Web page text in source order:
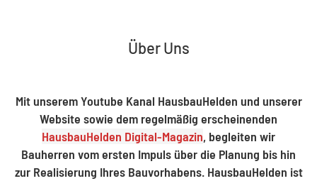
Über Uns
Mit unserem Youtube Kanal HausbauHelden und unserer
Website sowie dem regelmäßig erscheinenden
HausbauHelden Digital-Magazin, begleiten wir
Bauherren vom ersten Impuls über die Planung bis hin
zur Realisierung Ihres Bauvorhabens. HausbauHelden ist